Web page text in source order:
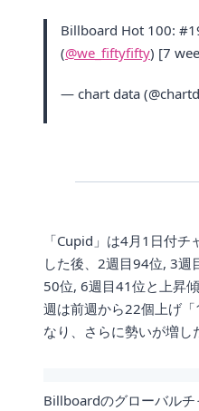
Billboard Hot 100:
(@we_fiftyfifty) [7
— chart data
「Cupid」は4月1日付
した後、2週目94位, 3週
50位, 6週目41位と上昇
週は前週から22個上げ
なり、さらに勢いが増し
Billboardのグローバル